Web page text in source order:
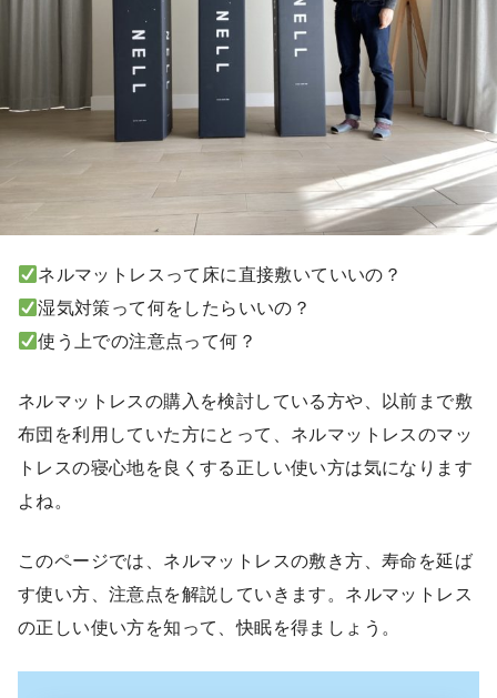
ネルマットレスって床に直接敷いていいの？
湿気対策って何をしたらいいの？
使う上での注意点って何？
ネルマットレスの購入を検討している方や、以前まで敷
布団を利用していた方にとって、ネルマットレスのマッ
トレスの寝心地を良くする正しい使い方は気になります
よね。
このページでは、ネルマットレスの敷き方、寿命を延ば
す使い方、注意点を解説していきます。ネルマットレス
の正しい使い方を知って、快眠を得ましょう。